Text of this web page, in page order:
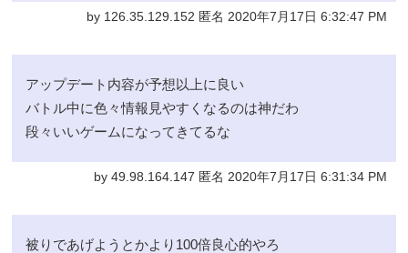
by 126.35.129.152 匿名 2020年7月17日 6:32:47 PM
アップデート内容が予想以上に良い
バトル中に色々情報見やすくなるのは神だわ
段々いいゲームになってきてるな
by 49.98.164.147 匿名 2020年7月17日 6:31:34 PM
被りであげようとかより100倍良心的やろ